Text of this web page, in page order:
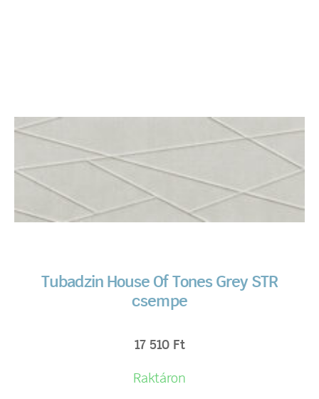
Tubadzin House Of Tones Grey STR
csempe
17 510 Ft
Raktáron